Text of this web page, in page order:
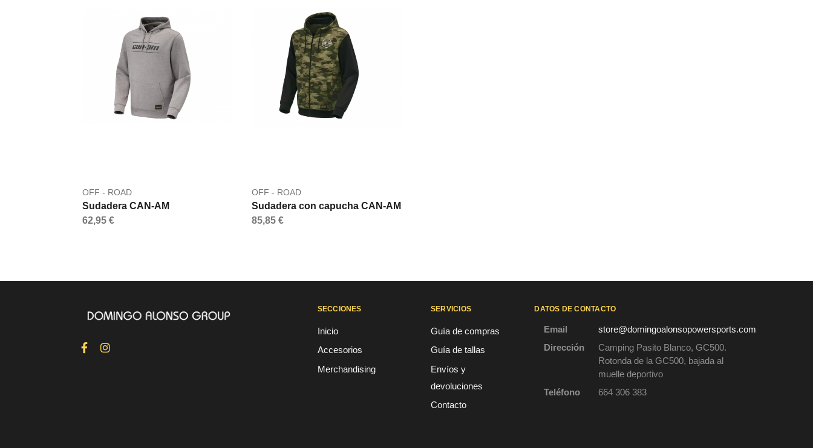
OFF - ROAD
Sudadera CAN-AM
62,95 €
OFF - ROAD
Sudadera con capucha CAN-AM
85,85 €
SECCIONES
Inicio
Accesorios
Merchandising
SERVICIOS
Guía de compras
Guía de tallas
Envíos y
devoluciones
Contacto
DATOS DE CONTACTO
Email
store@domingoalonsopowersports.com
Dirección
Camping Pasito Blanco, GC500.
Rotonda de la GC500, bajada al
muelle deportivo
Teléfono
664 306 383